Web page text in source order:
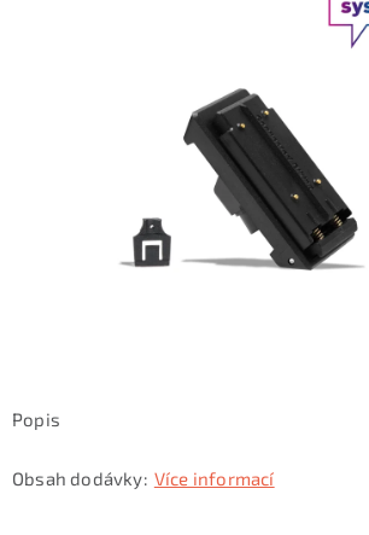
Popis
Obsah dodávky: Více informací